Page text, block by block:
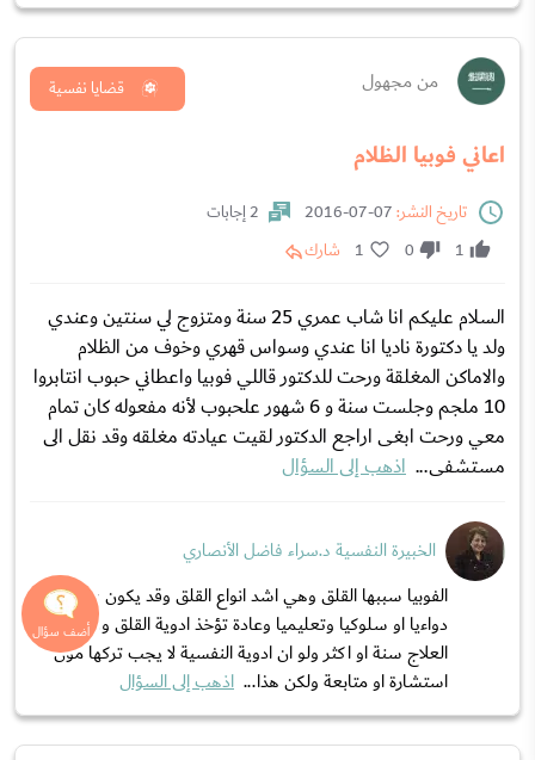
من مجهول
اعاني فوبيا الظلام
قضايا نفسية
تاريخ النشر:
2 إجابات
1
0
1 شارك
السلام عليكم انا شاب عمري 25 سنة ومتزوج لي سنتين وعندي
ولد يا دكتورة ناديا انا عندي وسواس قهري وخوف من الظلام
والاماكن المغلقة ورحت للدكتور قاللي فوبيا واعطاني حبوب انتابروا
10 ملجم وجلست سنة و 6 شهور علحبوب لأنه مفعوله كان تمام
معي ورحت ابغى اراجع الدكتور لقيت عيادته مغلقه وقد نقل الى
مستشفى... اذهب إلى السؤال
الخبيرة النفسية د.سراء فاضل الأنصاري
الفوبيا سببها القلق وهي اشد انواع القلق وقد يكون علاجها
دواءيا او سلوكيا وتعليميا وعادة تؤخذ ادوية القلق وقد ياخذ
العلاج سنة او اكثر ولو ان ادوية النفسية لا يجب تركها مون
استشارة او متابعة ولكن هذا... اذهب إلى السؤال